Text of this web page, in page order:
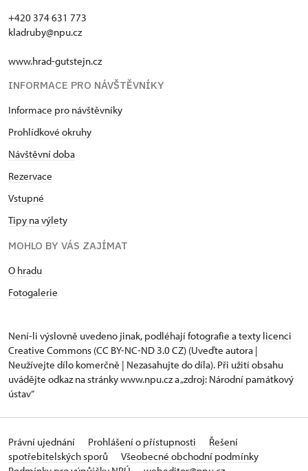
+420 374 631 773
kladruby@npu.cz
www.hrad-gutstejn.cz
INFORMACE PRO NÁVŠTĚVNÍKY
Informace pro návštěvníky
Prohlídkové okruhy
Návštěvní doba
Rezervace
Vstupné
Tipy na výlety
MOHLO BY VÁS ZAJÍMAT
O hradu
Fotogalerie
Není-li výslovně uvedeno jinak, podléhají fotografie a texty licenci
Creative Commons (CC BY-NC-ND 3.0 CZ) (Uveďte autora |
Neužívejte dílo komerčně | Nezasahujte do díla). Při užití obsahu
uvádějte odkaz na stránky www.npu.cz a „zdroj: Národní památkový
ústav“
Právní ujednání Prohlášení o přístupnosti
Řešení
spotřebitelských sporů
Všeobecné obchodní podmínky